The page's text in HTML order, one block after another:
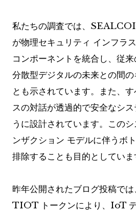
私たちの調査では、
が物理セキュリティ インフラ
コンポーネントを統合し、従
分散型デジタルの未来との間
とも示されています。また、
スの対話が透過的で安全なシ
うに設計されています。この
ンザクション モデルに伴うボ
排除することも目的としていま
昨年公開されたブログ投稿で
TIOT トークンにより、IoT